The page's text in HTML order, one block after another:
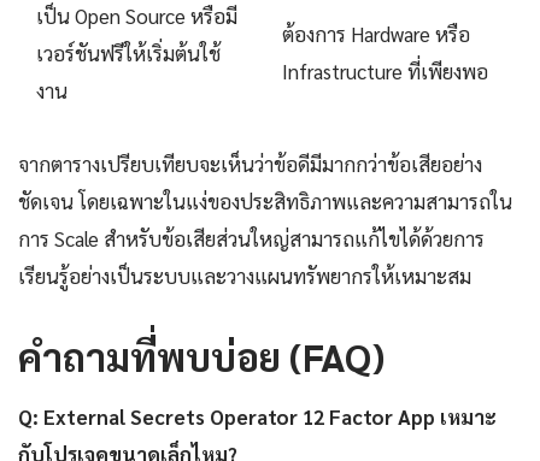
เป็น Open Source หรือมี
เวอร์ชันฟรีให้เริ่มต้นใช้
งาน
ต้องการ Hardware หรือ
Infrastructure ที่เพียงพอ
จากตารางเปรียบเทียบจะเห็นว่าข้อดีมีมากกว่าข้อเสียอย่าง
ชัดเจน โดยเฉพาะในแง่ของประสิทธิภาพและความสามารถใน
การ Scale สำหรับข้อเสียส่วนใหญ่สามารถแก้ไขได้ด้วยการ
เรียนรู้อย่างเป็นระบบและวางแผนทรัพยากรให้เหมาะสม
คำถามที่พบบ่อย (FAQ)
Q: External Secrets Operator 12 Factor App เหมาะ
กับโปรเจคขนาดเล็กไหม?